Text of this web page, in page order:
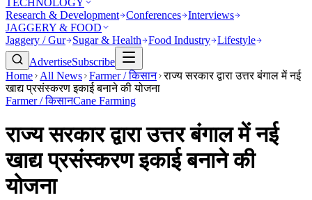
TECHNOLOGY
Research & Development Conferences Interviews
JAGGERY & FOOD
Jaggery / Gur
Sugar & Health Food Industry Lifestyle
AdvertiseSubscribe
Home
All News Farmer / किसान राज्य सरकार द्वारा उत्तर बंगाल में नई
खाद्य प्रसंस्करण इकाई बनाने की योजना
Farmer / किसानCane Farming
राज्य सरकार द्वारा उत्तर बंगाल में नई
खाद्य प्रसंस्करण इकाई बनाने की
योजना